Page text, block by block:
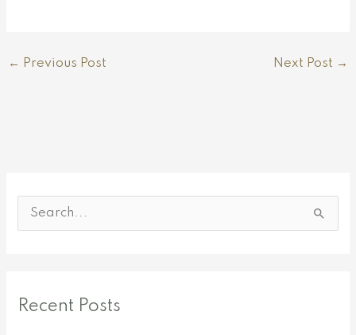
← Previous Post Next Post →
cRecent Posts